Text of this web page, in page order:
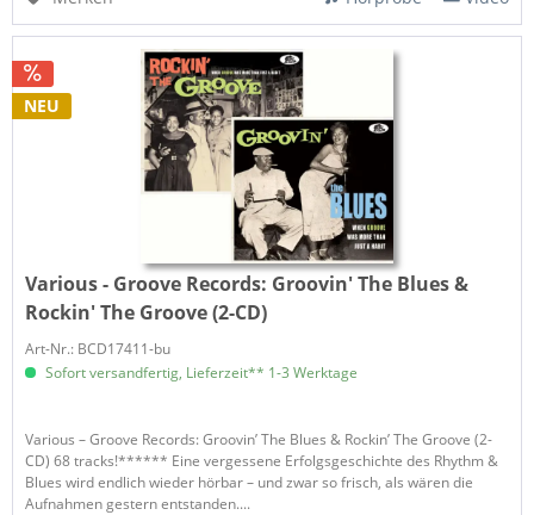
NEU
Various - Groove Records: Groovin' The Blues &
Rockin' The Groove (2-CD)
Art-Nr.: BCD17411-bu
Sofort versandfertig, Lieferzeit** 1-3 Werktage
Various – Groove Records: Groovin’ The Blues & Rockin’ The Groove (2-
CD) 68 tracks!****** Eine vergessene Erfolgsgeschichte des Rhythm &
Blues wird endlich wieder hörbar – und zwar so frisch, als wären die
Aufnahmen gestern entstanden....